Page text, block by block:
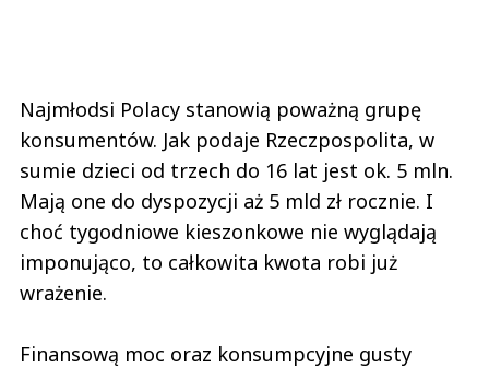
Najmłodsi Polacy stanowią poważną grupę
konsumentów. Jak podaje Rzeczpospolita, w
sumie dzieci od trzech do 16 lat jest ok. 5 mln.
Mają one do dyspozycji aż 5 mld zł rocznie. I
choć tygodniowe kieszonkowe nie wyglądają
imponująco, to całkowita kwota robi już
wrażenie.
Finansową moc oraz konsumpcyjne gusty